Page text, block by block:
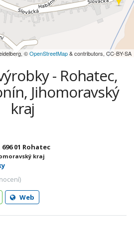
©OpenStreetMap& contributors, CC-BY-SA
- Rohatec,
Jihomoravský
kraj
01 Rohatec
kraj
Web